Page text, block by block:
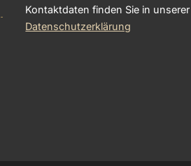
Kontaktdaten finden Sie in unserer
Datenschutzerklärung